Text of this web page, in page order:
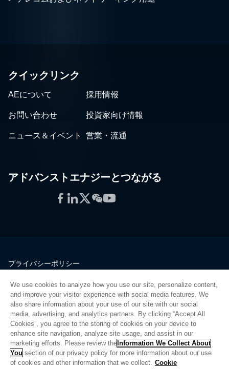
クイックリンク
AEについて 採用情報
お問い合わせ 投資家向け情報
ニュース＆イベント 営業・流通
アドバンストエナジーとつながる
Facebook
LinkedIn
Twitter
WeChat
YouTube
プライバシーポリシー
品質
サイトマップ
サプライヤーポータル
UK Modern Slavery Act
Privacy Preferences
Do Not Sell or Share My Personal Information
We use cookies to analyze how you use our site, personalize content,
and improve your visitor experience with social media features. We
also share information about your use of our site with our social
media, advertising, and analytics partners. By clicking “Accept All
Cookies”, you agree to the storing of cookies on your device to
enhance site navigation, analyze site usage, and assist in our
marketing efforts. Please review the Information We Collect About
You section of our privacy policy for more information about our use
of cookies and other information that we collect. Cookie